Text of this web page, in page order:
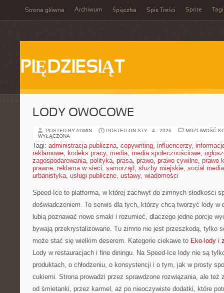
Strona główna Archiwum Śpiączka Spis Treści Sprite Tagi
PIĘDZIESIĄT
LODY OWOCOWE
POSTED BY ADMIN POSTED ON STY - 4 - 2026
MOŻLIWOŚĆ
WYŁĄCZONA
Tagi: administracja publiczna, copywriting, influencerzy,
reklamowe, kodeks pracy, media, media społecznościowe,
zagospodarowania, polityka, prasa, prawo, prawo cywilne, prawo
prawne, reklama w sieci, samorząd, służby miejskie, social media
urbanistyka, usługi publiczne, ustawy, wiadomości
Speed-Ice to platforma, w której zachwyt do zimnych słodkości
doświadczeniem. To serwis dla tych, którzy chcą tworzyć lody w
lubią poznawać nowe smaki i rozumieć, dlaczego jedne porcje
bywają przekrystalizowane. Tu zimno nie jest przeszkodą, tylko
może stać się wielkim deserem. Kategorie ciekawe to Eko-lody i
Lody w restauracjach i fine diningu. Na Speed-Ice lody nie są
produktach, o chłodzeniu, o konsystencji i o tym, jak w prosty
cukierni. Strona prowadzi przez sprawdzone rozwiązania, ale też
od śmietanki, przez karmel, aż po nieoczywiste dodatki, które